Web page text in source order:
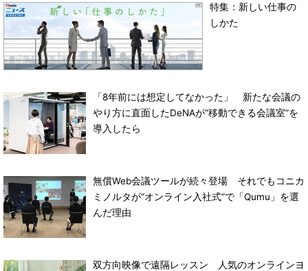
特集：新しい仕事の
しかた
「8年前には想定してなかった」 新たな会議の
やり方に直面したDeNAが“移動できる会議室”を
導入したら
無償Web会議ツールが続々登場 それでもコニカ
ミノルタが“オンライン入社式”で「Qumu」を選
んだ理由
双方向映像で遠隔レッスン 人気のオンラインヨ